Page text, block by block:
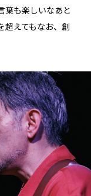
葉も楽しいなあと
超えてもなお、創